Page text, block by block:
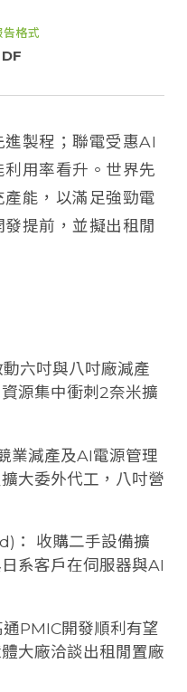
告格式
製程；聯電受惠AI
用率看升。世界先
能，以滿足強勁電
提前，並擬出租閒
六吋與八吋廠減產
源集中衝刺2奈米擴
業減產及AI電源管理
大委外代工，八吋營
： 收購二手設備擴
系客戶在伺服器與AI
PMIC開發順利有望
大廠洽談出租閒置廠